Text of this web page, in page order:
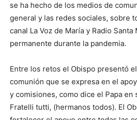
se ha hecho de los medios de
general y las redes sociales, sobre
canal La Voz de María y Radio
permanente durante la pandemia.
Entre los retos el Obispo presentó
comunión que se expresa en el
y comisiones, como dice el Papa en
Fratelli tutti, (hermanos todos). El